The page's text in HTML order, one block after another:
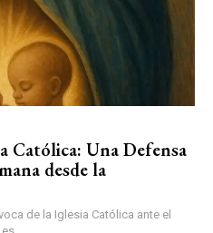
Una Defensa
desde la
de la Iglesia Católica ante el